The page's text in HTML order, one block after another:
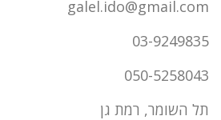
galel.ido@gmail.com
03-9249835
050-5258043
תל השומר, רמת גן